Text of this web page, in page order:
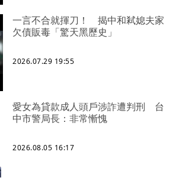
一言不合就揮刀！ 揭中和弒媳夫家
欠債販毒「驚天黑歷史」
2026.07.29 19:55
愛女為貸款成人頭戶涉詐遭判刑 台
中市警局長：非常慚愧
2026.08.05 16:17